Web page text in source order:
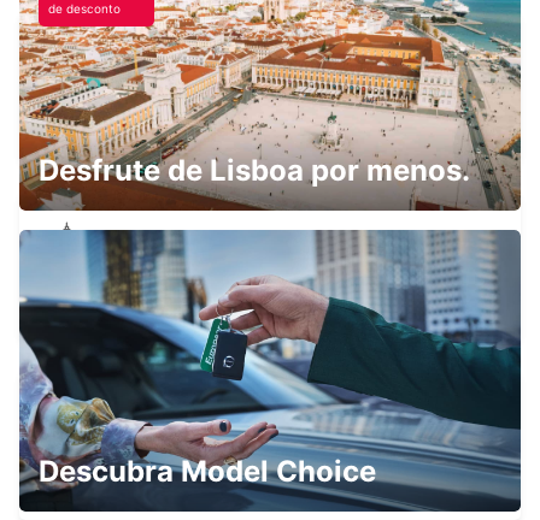
ZURIQUE, NORTE, OERLIKON
ZURICH - SWITZERLAND
ZURIQUE, CENTRO, ESTACAO CENTRAL
ZURICH - SWITZERLAND
WINTERTHUR, TOESS AMAG
WINTERTHUR - SWITZERLAND
de desconto
Desfrute de Lisboa por menos.
Descubra Model Choice